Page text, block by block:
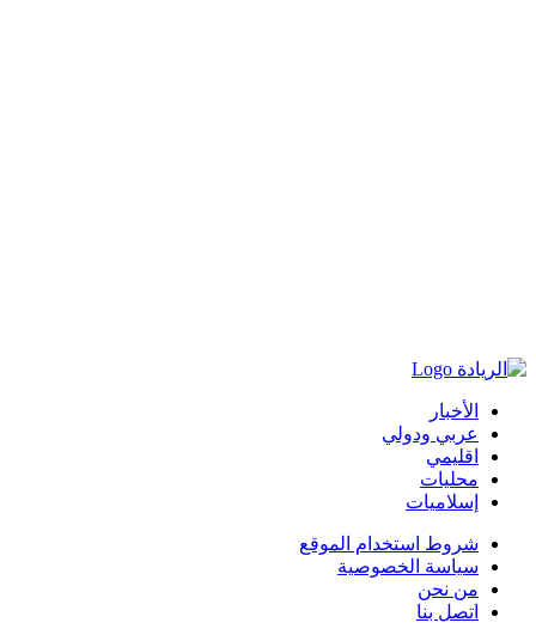
الأخبار
عربي ودولي
اقليمي
محليات
إسلاميات
شروط استخدام الموقع
سياسة الخصوصية
من نحن
اتصل بنا